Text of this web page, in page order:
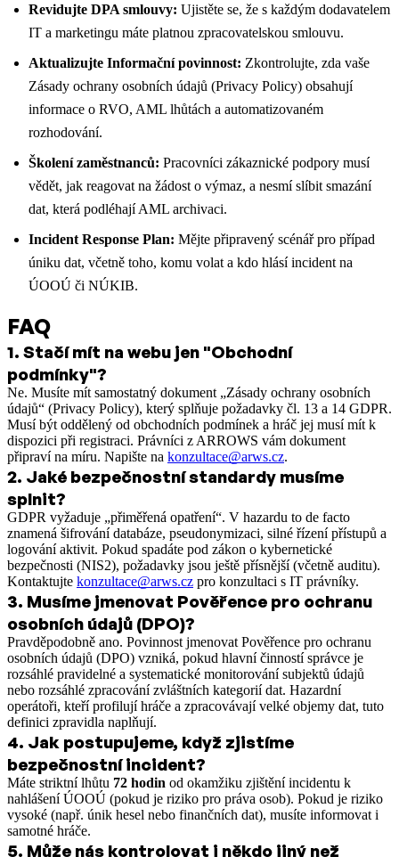
Revidujte DPA smlouvy: Ujistěte se, že s každým dodavatelem
IT a marketingu máte platnou zpracovatelskou smlouvu.
Aktualizujte Informační povinnost: Zkontrolujte, zda vaše
Zásady ochrany osobních údajů (Privacy Policy) obsahují
informace o RVO, AML lhůtách a automatizovaném
rozhodování.
Školení zaměstnanců: Pracovníci zákaznické podpory musí
vědět, jak reagovat na žádost o výmaz, a nesmí slíbit smazání
dat, která podléhají AML archivaci.
Incident Response Plan: Mějte připravený scénář pro případ
úniku dat, včetně toho, komu volat a kdo hlásí incident na
ÚOOÚ či NÚKIB.
FAQ
1. Stačí mít na webu jen "Obchodní
podmínky"?
Ne. Musíte mít samostatný dokument „Zásady ochrany osobních
údajů“ (Privacy Policy), který splňuje požadavky čl. 13 a 14 GDPR.
Musí být oddělený od obchodních podmínek a hráč jej musí mít k
dispozici při registraci. Právníci z ARROWS vám dokument
připraví na míru. Napište na konzultace@arws.cz.
2. Jaké bezpečnostní standardy musíme
splnit?
GDPR vyžaduje „přiměřená opatření“. V hazardu to de facto
znamená šifrování databáze, pseudonymizaci, silné řízení přístupů a
logování aktivit. Pokud spadáte pod zákon o kybernetické
bezpečnosti (NIS2), požadavky jsou ještě přísnější (včetně auditu).
Kontaktujte konzultace@arws.cz pro konzultaci s IT právníky.
3. Musíme jmenovat Pověřence pro ochranu
osobních údajů (DPO)?
Pravděpodobně ano. Povinnost jmenovat Pověřence pro ochranu
osobních údajů (DPO) vzniká, pokud hlavní činností správce je
rozsáhlé pravidelné a systematické monitorování subjektů údajů
nebo rozsáhlé zpracování zvláštních kategorií dat. Hazardní
operátoři, kteří profilují hráče a zpracovávají velké objemy dat, tuto
definici zpravidla naplňují.
4. Jak postupujeme, když zjistíme
bezpečnostní incident?
Máte striktní lhůtu 72 hodin od okamžiku zjištění incidentu k
nahlášení ÚOOÚ (pokud je riziko pro práva osob). Pokud je riziko
vysoké (např. únik hesel nebo finančních dat), musíte informovat i
samotné hráče.
5. Může nás kontrolovat i někdo jiný než